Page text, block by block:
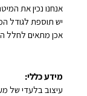
אנחנו נכין את
יש תוספת לגודל
אכן מתאים לחלל
מידע כללי: